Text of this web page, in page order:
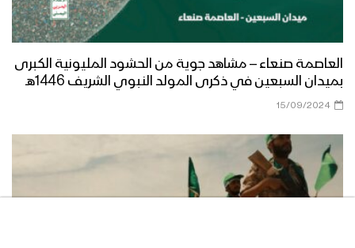
فرحاً | فرقة أنصار الله 1447هـ
مسير عسكري من ألوية القاسم في محور
غرب عمران بمناسبة المولد النبوي 1446هـ
العاصمة صنعاء – مشاهد جوية من الحشود المليونية الكبرى
بميدان السبعين في ذكرى المولد النبوي الشريف 1446هـ
15/09/2024